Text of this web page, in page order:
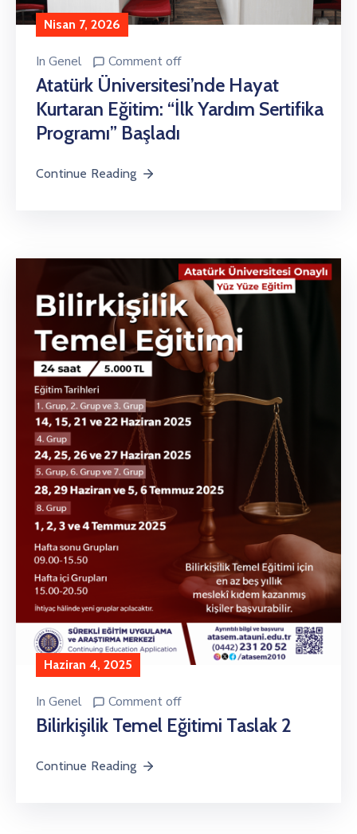
Nisan 7, 2026
In Genel Comment off
Atatürk Üniversitesi’nde Hayat
Kurtaran Eğitim: “İlk Yardım Sertifika
Programı” Başladı
Continue Reading
Haziran 4, 2025
In Genel Comment off
Bilirkişilik Temel Eğitimi Taslak 2
Continue Reading